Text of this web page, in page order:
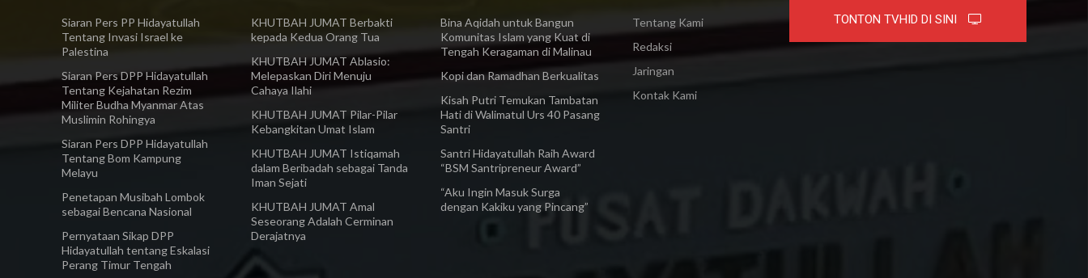
Siaran Pers PP Hidayatullah
Tentang Invasi Israel ke
Palestina
Siaran Pers DPP Hidayatullah
Tentang Kejahatan Rezim
Militer Budha Myanmar Atas
Muslimin Rohingya​
Siaran Pers DPP Hidayatullah
Tentang Bom Kampung
Melayu
Penetapan Musibah Lombok
sebagai Bencana Nasional
Pernyataan Sikap DPP
Hidayatullah tentang Eskalasi
Perang Timur Tengah
KHUTBAH JUMAT Berbakti
kepada Kedua Orang Tua
KHUTBAH JUMAT Ablasio:
Melepaskan Diri Menuju
Cahaya Ilahi
KHUTBAH JUMAT Pilar-Pilar
Kebangkitan Umat Islam
KHUTBAH JUMAT Istiqamah
dalam Beribadah sebagai Tanda
Iman Sejati
KHUTBAH JUMAT Amal
Seseorang Adalah Cerminan
Derajatnya
Bina Aqidah untuk Bangun
Komunitas Islam yang Kuat di
Tengah Keragaman di Malinau
Kopi dan Ramadhan Berkualitas
Kisah Putri Temukan Tambatan
Hati di Walimatul Urs 40 Pasang
Santri
Santri Hidayatullah Raih Award
“BSM Santripreneur Award”
“Aku Ingin Masuk Surga
dengan Kakiku yang Pincang”
Tentang Kami
Redaksi
Jaringan
Kontak Kami
TONTON TVHID DI SINI